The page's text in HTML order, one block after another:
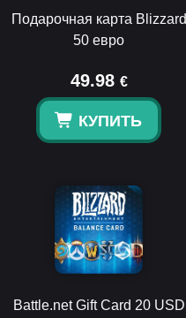
Подарочная карта Blizzard
50 евро
49.98 €
КУПИТЬ
Battle.net Gift Card 20 USD